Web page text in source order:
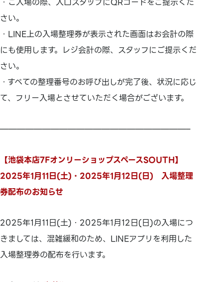
さい。
・LINE上の入場整理券が表示された画面はお会計の際
にも使用します。レジ会計の際、スタッフにご提示くだ
さい。
・すべての整理番号のお呼び出しが完了後、状況に応じ
て、フリー入場とさせていただく場合がございます。
——————————————————————–
【池袋本店7FオンリーショップスペースSOUTH】
2025年1月11日(土)・2025年1月12日(日) 入場整理
券配布のお知らせ
2025年1月11日(土)・2025年1月12日(日)の入場につ
きましては、混雑緩和のため、LINEアプリを利用した
入場整理券の配布を行います。